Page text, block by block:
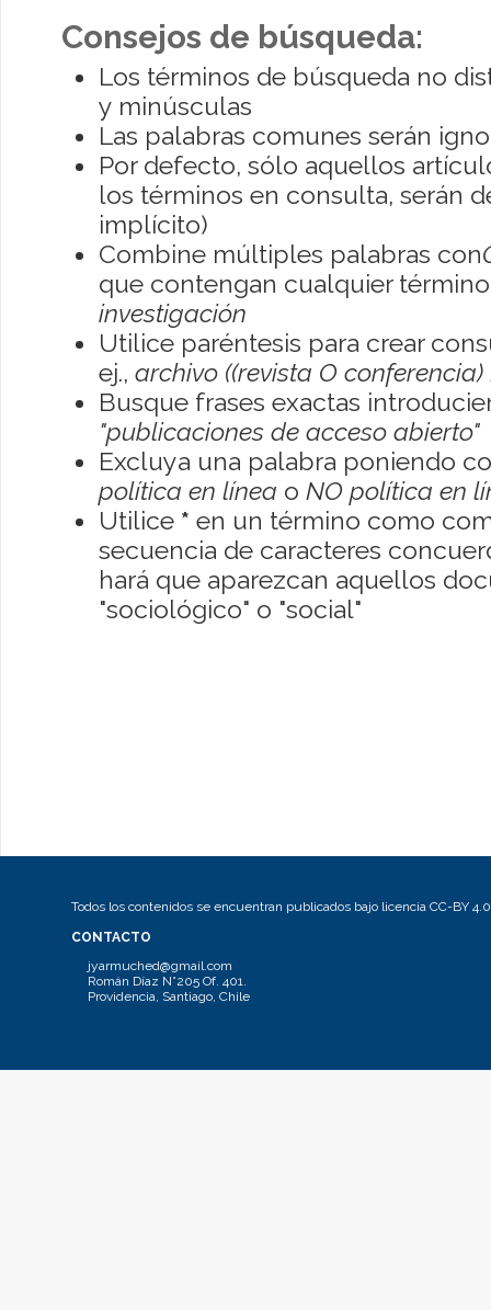
Consejos de búsqueda:
Los términos de búsqueda no
y minúsculas
Las palabras comunes serán
Por defecto, sólo aquellos
los términos en consulta, serán
implícito)
Combine múltiples palabras con
que contengan cualquier
investigación
Utilice paréntesis para crear
ej., archivo ((revista O conferencia)
Busque frases exactas
"publicaciones de acceso abierto"
Excluya una palabra poniendo
política en línea o NO política en
Utilice * en un término como
secuencia de caracteres
hará que aparezcan aquellos
"sociológico" o "social"
Todos los contenidos se encuentran publicados bajo licencia CC-BY 4.0
CONTACTO
jyarmuched@gmail.com
Román Díaz N°205 Of. 401.
Providencia, Santiago, Chile